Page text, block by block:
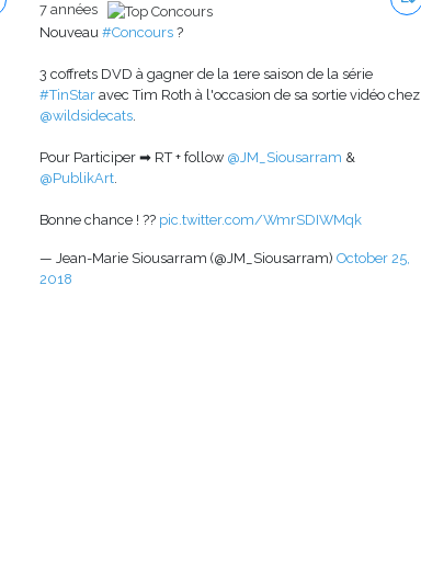
7 années
Nouveau #Concours ?
3 coffrets DVD à gagner de la 1ere saison de la série
#TinStar avec Tim Roth à l'occasion de sa sortie vidéo chez
@wildsidecats
Pour Participer ➡ RT + follow @JM_Siousarram &
@PublikArt
Bonne chance ! ?? pic.twitter.com/WmrSDIWMqk
— Jean-Marie Siousarram (@JM_Siousarram) October 25,
2018